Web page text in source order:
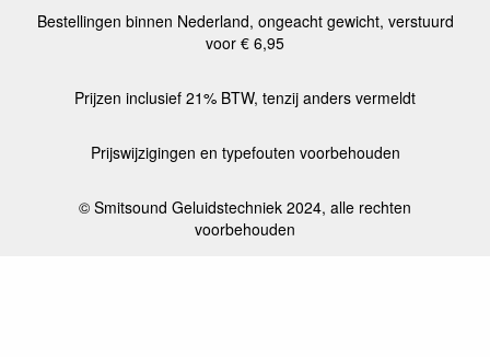
Bestellingen binnen Nederland, ongeacht gewicht, verstuurd
voor € 6,95
Prijzen inclusief 21% BTW, tenzij anders vermeldt
Prijswijzigingen en typefouten voorbehouden
© Smitsound Geluidstechniek 2024, alle rechten
voorbehouden